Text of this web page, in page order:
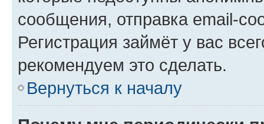
сообщения, отправка email-
Регистрация займёт у вас
рекомендуем это сделать.
Вернуться к началу